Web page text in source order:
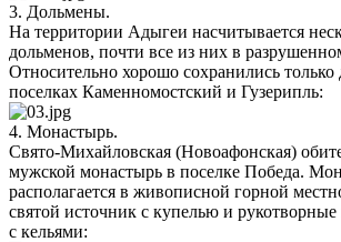
3. Дольмены.
На территории Адыгеи насчитывается
дольменов, почти все из них в
Относительно хорошо сохранились только
поселках Каменномостский и Гузерипль:
4. Монастырь.
Свято-Михайловская (Новоафонская)
мужской монастырь в поселке Победа.
располагается в живописной горной
святой источник с купелью и
с кельями: